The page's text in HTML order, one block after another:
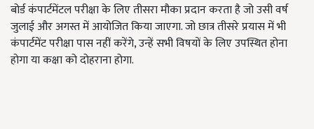
बोर्ड कंपार्टमेंटल परीक्षा के लिए तीसरा मौका प्रदान करता है जो उसी वर्ष
जुलाई और अगस्त में आयोजित किया जाएगा. जो छात्र तीसरे प्रयास में भी
कंपार्टमेंट परीक्षा पास नहीं करेंगे, उन्हें सभी विषयों के लिए उपस्थित होना
होगा या कक्षा को दोहराना होगा.